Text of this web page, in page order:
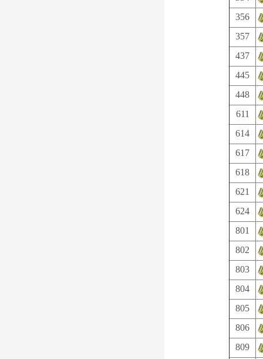
356
357
437
445
448
611
614
617
618
621
624
801
802
803
804
805
806
809